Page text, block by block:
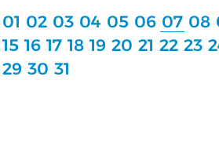
< RETOUR À L'ACCUEIL
01 02 03 04 05 06 07 08
15 16 17 18 19 20 21 22 23
29 30 31